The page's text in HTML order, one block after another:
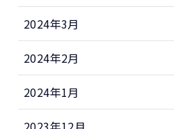
2024年3月
2024年2月
2024年1月